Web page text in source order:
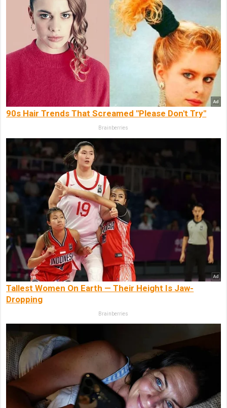
90s Hair Trends That Screamed "Please Don't Try"
Brainberries
Tallest Women On Earth — Their Height Is Jaw-
Dropping
Brainberries